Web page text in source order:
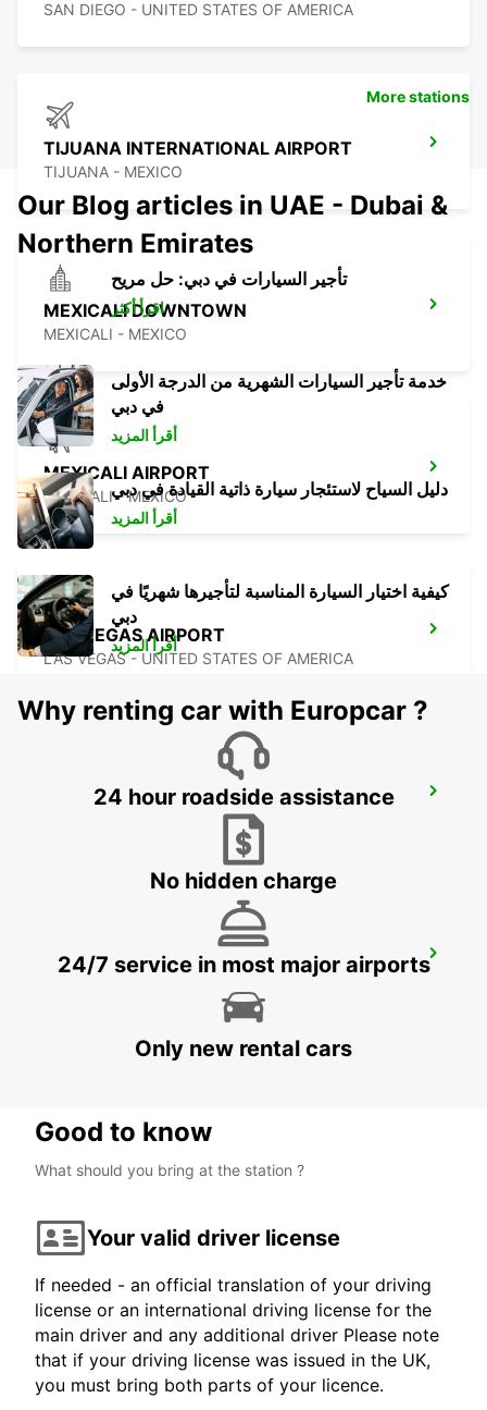
SAN DIEGO - UNITED STATES OF AMERICA
TIJUANA INTERNATIONAL AIRPORT
TIJUANA - MEXICO
MEXICALI DOWNTOWN
MEXICALI - MEXICO
MEXICALI AIRPORT
MEXICALI - MEXICO
LAS VEGAS AIRPORT
LAS VEGAS - UNITED STATES OF AMERICA
SAN JOSE AIRPORT
SAN JOSE - UNITED STATES OF AMERICA
SAN FRANCISCO AIRPORT
SAN FRANCISCO - UNITED STATES OF AMERICA
More stations
Our Blog articles in UAE - Dubai &
Northern Emirates
تأجير السيارات في دبي: حل مريح
اقرأ أكثر
خدمة تأجير السيارات الشهرية من الدرجة الأولى
في دبي
أقرأ المزيد
دليل السياح لاستئجار سيارة ذاتية القيادة في دبي
أقرأ المزيد
كيفية اختيار السيارة المناسبة لتأجيرها شهريًا في
دبي
أقرأ المزيد
Why renting car with Europcar ?
24 hour roadside assistance
No hidden charge
24/7 service in most major airports
Only new rental cars
Good to know
What should you bring at the station ?
Your valid driver license
If needed - an official translation of your driving
license or an international driving license for the
main driver and any additional driver Please note
that if your driving license was issued in the UK,
you must bring both parts of your licence.